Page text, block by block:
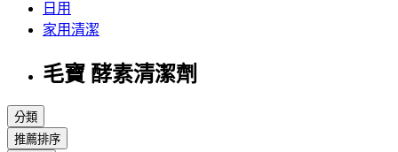
日用
家用清潔
毛寶 酵素清潔劑
分類
推薦排序